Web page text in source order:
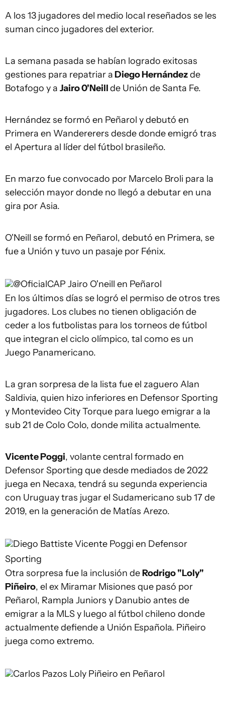
A los 13 jugadores del medio local reseñados se les
suman cinco jugadores del exterior.
La semana pasada se habían logrado exitosas
gestiones para repatriar a Diego Hernándezde
Botafogo y a Jairo 0'Neillde Unión de Santa Fe.
Hernández se formó en Peñarol y debutó en
Primera en Wandererers desde donde emigró tras
el Apertura al líder del fútbol brasileño.
En marzo fue convocado por Marcelo Broli para la
selección mayor donde no llegó a debutar en una
gira por Asia.
O'Neill se formó en Peñarol, debutó en Primera, se
fue a Unión y tuvo un pasaje por Fénix.
@OficialCAP Jairo O'neill en Peñarol
En los últimos días se logró el permiso de otros tres
jugadores. Los clubes no tienen obligación de
ceder a los futbolistas para los torneos de fútbol
que integran el ciclo olímpico, tal como es un
Juego Panamericano.
La gran sorpresa de la lista fue el zaguero Alan
Saldivia, quien hizo inferiores en Defensor Sporting
y Montevideo City Torque para luego emigrar a la
sub 21 de Colo Colo, donde milita actualmente.
Vicente Poggi, volante central formado en
Defensor Sporting que desde mediados de 2022
juega en Necaxa, tendrá su segunda experiencia
con Uruguay tras jugar el Sudamericano sub 17 de
2019, en la generación de Matías Arezo.
Diego BattisteVicente Poggi en Defensor
Sporting
Otra sorpresa fue la inclusión deRodrigo "Loly"
Piñeiro, el ex Miramar Misiones que pasó por
Peñarol, Rampla Juniors y Danubio antes de
emigrar a la MLS y luego al fútbol chileno donde
actualmente defiende a Unión Española. Piñeiro
juega como extremo.
Carlos Pazos Loly Piñeiro en Peñarol